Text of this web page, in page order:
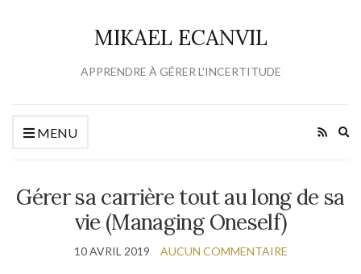
MIKAEL ECANVIL
APPRENDRE À GÉRER L'INCERTITUDE
MENU
Gérer sa carrière tout au long de sa
vie (Managing Oneself)
10 AVRIL 2019 AUCUN COMMENTAIRE